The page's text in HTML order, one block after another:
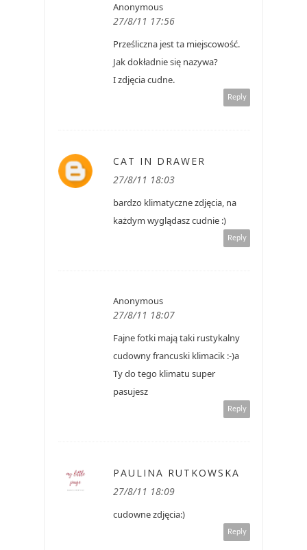
Anonymous
27/8/11 17:56
Prześliczna jest ta miejscowość.
Jak dokładnie się nazywa?
I zdjęcia cudne.
Reply
CAT IN DRAWER
27/8/11 18:03
bardzo klimatyczne zdjęcia, na
każdym wyglądasz cudnie :)
Reply
Anonymous
27/8/11 18:07
Fajne fotki mają taki rustykalny
cudowny francuski klimacik :-)a
Ty do tego klimatu super
pasujesz
Reply
PAULINA RUTKOWSKA
27/8/11 18:09
cudowne zdjęcia:)
Reply